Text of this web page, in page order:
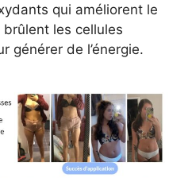
qui améliorent le
les cellules
générer de l’énergie.